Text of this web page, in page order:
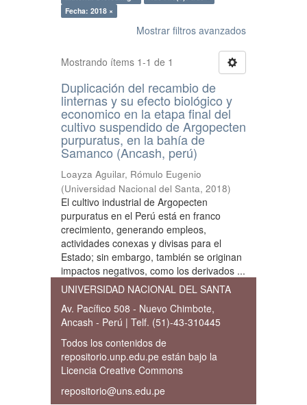
Fecha: 2018 ×
Mostrar filtros avanzados
Mostrando ítems 1-1 de 1
Duplicación del recambio de
linternas y su efecto biológico y
economico en la etapa final del
cultivo suspendido de Argopecten
purpuratus, en la bahía de
Samanco (Ancash, perú)
Loayza Aguilar, Rómulo Eugenio
(Universidad Nacional del Santa, 2018)
El cultivo industrial de Argopecten
purpuratus en el Perú está en franco
crecimiento, generando empleos,
actividades conexas y divisas para el
Estado; sin embargo, también se originan
impactos negativos, como los derivados ...
UNIVERSIDAD NACIONAL DEL SANTA
Av. Pacífico 508 - Nuevo Chimbote,
Ancash - Perú | Telf. (51)-43-310445
Todos los contenidos de
repositorio.unp.edu.pe están bajo la
Licencia Creative Commons
repositorio@uns.edu.pe